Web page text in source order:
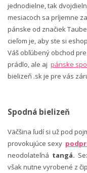
jednodielne, tak
mesiacoch sa príjemne
pánske od značiek
cieľom je, aby ste si
Váš obľúbený obchod pre
prádlo, ale aj pánske
bielizeň .sk je pre vás
Spodná bielizeň
Väčšina ľudí si už pod
provokujúce sexy
neodolateľná tangá.
však nutne vyrobené z